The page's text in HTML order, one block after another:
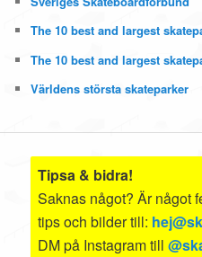
The 10 best and largest
The 10 best and largest
Världens största skateparker
Tipsa & bidra!
Saknas något? Är något
tips och bilder till:
DM på Instagram till